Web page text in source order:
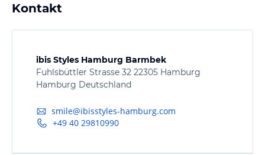
Kontakt
ibis Styles Hamburg Barmbek
Fuhlsbüttler Strasse 32 22305 Hamburg
Hamburg Deutschland
smile@ibisstyles-hamburg.com
+49 40 29810990